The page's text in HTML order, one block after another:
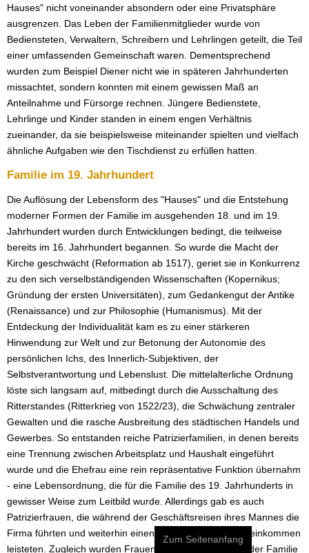
Hauses" nicht voneinander absondern oder eine Privatsphäre
ausgrenzen. Das Leben der Familienmitglieder wurde von
Bediensteten, Verwaltern, Schreibern und Lehrlingen geteilt, die Teil
einer umfassenden Gemeinschaft waren. Dementsprechend
wurden zum Beispiel Diener nicht wie in späteren Jahrhunderten
missachtet, sondern konnten mit einem gewissen Maß an
Anteilnahme und Fürsorge rechnen. Jüngere Bedienstete,
Lehrlinge und Kinder standen in einem engen Verhältnis
zueinander, da sie beispielsweise miteinander spielten und vielfach
ähnliche Aufgaben wie den Tischdienst zu erfüllen hatten.
Familie im 19. Jahrhundert
Die Auflösung der Lebensform des "Hauses" und die Entstehung
moderner Formen der Familie im ausgehenden 18. und im 19.
Jahrhundert wurden durch Entwicklungen bedingt, die teilweise
bereits im 16. Jahrhundert begannen. So wurde die Macht der
Kirche geschwächt (Reformation ab 1517), geriet sie in Konkurrenz
zu den sich verselbständigenden Wissenschaften (Kopernikus;
Gründung der ersten Universitäten), zum Gedankengut der Antike
(Renaissance) und zur Philosophie (Humanismus). Mit der
Entdeckung der Individualität kam es zu einer stärkeren
Hinwendung zur Welt und zur Betonung der Autonomie des
persönlichen Ichs, des Innerlich-Subjektiven, der
Selbstverantwortung und Lebenslust. Die mittelalterliche Ordnung
löste sich langsam auf, mitbedingt durch die Ausschaltung des
Ritterstandes (Ritterkrieg von 1522/23), die Schwächung zentraler
Gewalten und die rasche Ausbreitung des städtischen Handels und
Gewerbes. So entstanden reiche Patrizierfamilien, in denen bereits
eine Trennung zwischen Arbeitsplatz und Haushalt eingeführt
wurde und die Ehefrau eine rein repräsentative Funktion übernahm
- eine Lebensordnung, die für die Familie des 19. Jahrhunderts in
gewisser Weise zum Leitbild wurde. Allerdings gab es auch
Patrizierfrauen, die während der Geschäftsreisen ihres Mannes die
Firma führten und weiterhin einen Beitrag zum Familieneinkommen
leisteten. Zugleich wurden Frauen erstmalig außerhalb der Familie
Zum Seitenanfang